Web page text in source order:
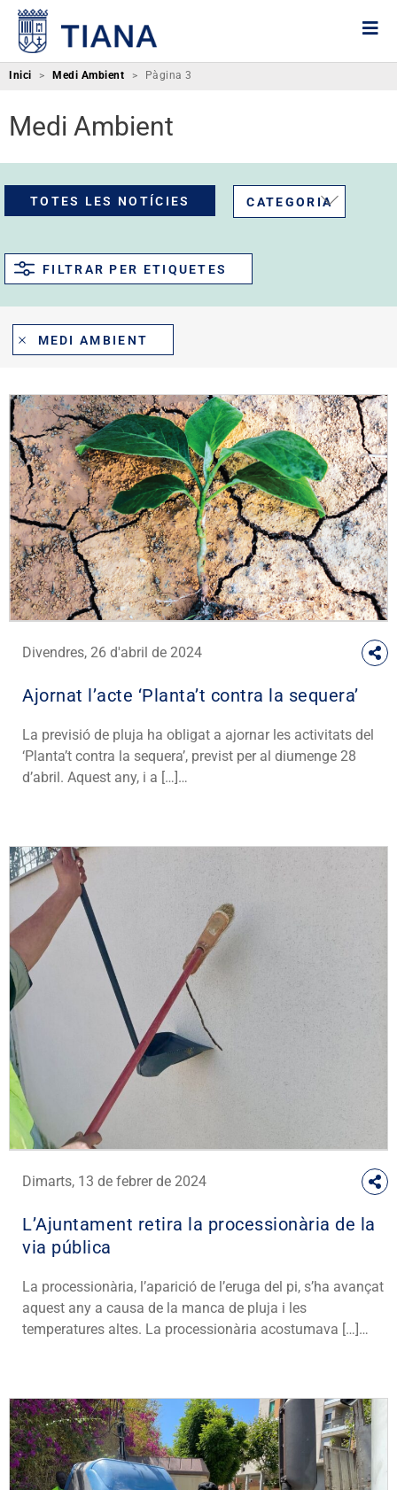
Inici > Medi Ambient > Pàgina 3
Medi Ambient
TOTES LES NOTÍCIES CATEGORIA
FILTRAR PER ETIQUETES
MEDI AMBIENT
Divendres, 26 d'abril de 2024
Ajornat l’acte ‘Planta’t contra la sequera’
La previsió de pluja ha obligat a ajornar les activitats del
‘Planta’t contra la sequera’, previst per al diumenge 28
d’abril. Aquest any, i a […]…
Dimarts, 13 de febrer de 2024
L’Ajuntament retira la processionària de la
via pública
La processionària, l’aparició de l’eruga del pi, s’ha avançat
aquest any a causa de la manca de pluja i les
temperatures altes. La processionària acostumava […]…